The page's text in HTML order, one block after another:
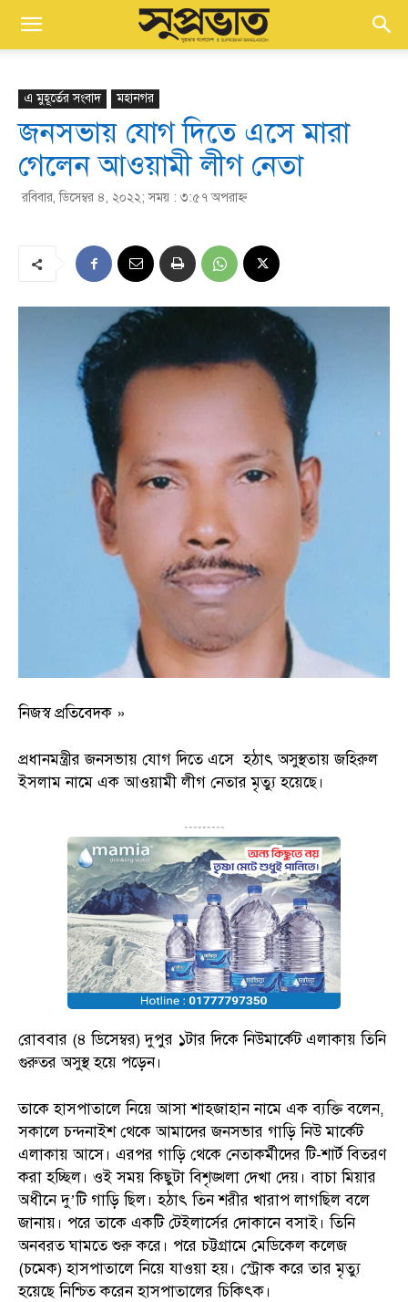
এ মুহূর্তের সংবাদ মহানগর
জনসভায় যোগ দিতে এসে মারা
গেলেন আওয়ামী লীগ নেতা
রবিবার, ডিসেম্বর ৪, ২০২২; সময় : ৩:৫৭ অপরাহ্ণ
নিজস্ব প্রতিবেদক »
প্রধানমন্ত্রীর জনসভায় যোগ দিতে এসে হঠাৎ অসুস্থতায় জহিরুল
ইসলাম নামে এক আওয়ামী লীগ নেতার মৃত্যু হয়েছে।
---------
রোববার (৪ ডিসেম্বর) দুপুর ১টার দিকে নিউমার্কেট এলাকায় তিনি
গুরুতর অসুস্থ হয়ে পড়েন।
তাকে হাসপাতালে নিয়ে আসা শাহজাহান নামে এক ব্যক্তি বলেন,
সকালে চন্দনাইশ থেকে আমাদের জনসভার গাড়ি নিউ মার্কেট
এলাকায় আসে। এরপর গাড়ি থেকে নেতাকর্মীদের টি-শার্ট বিতরণ
করা হচ্ছিল। ওই সময় কিছুটা বিশৃঙ্খলা দেখা দেয়। বাচা মিয়ার
অধীনে দু’টি গাড়ি ছিল। হঠাৎ তিন শরীর খারাপ লাগছিল বলে
জানায়। পরে তাকে একটি টেইলার্সের দোকানে বসাই। তিনি
অনবরত ঘামতে শুরু করে। পরে চট্টগ্রামে মেডিকেল কলেজ
(চমেক) হাসপাতালে নিয়ে যাওয়া হয়। স্ট্রোক করে তার মৃত্যু
হয়েছে নিশ্চিত করেন হাসপাতালের চিকিৎক।